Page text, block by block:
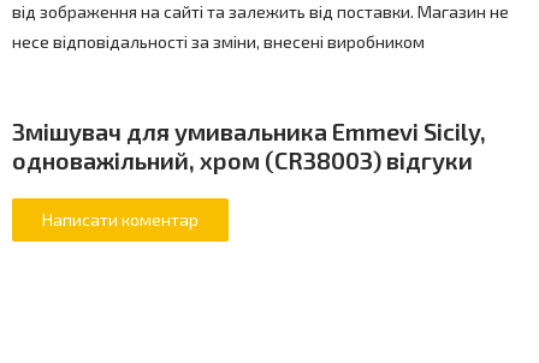
від зображення на сайті та залежить від поставки. Магазин не
несе відповідальності за зміни, внесені виробником
Змішувач для умивальника Emmevi Sicily,
одноважільний, хром (CR38003) відгуки